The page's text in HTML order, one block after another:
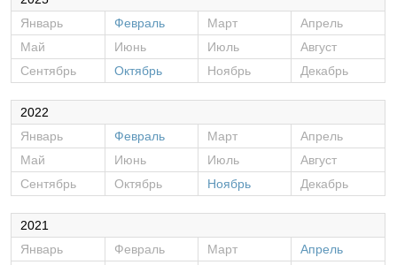
Январь
Февраль Март
Апрель
Май
Июнь Июль
Август
Сентябрь
Октябрь Ноябрь Декабрь
2022
Январь
Февраль Март
Апрель
Май
Июнь Июль
Август
Сентябрь
Октябрь Ноябрь Декабрь
2021
Январь
Февраль Март
Апрель